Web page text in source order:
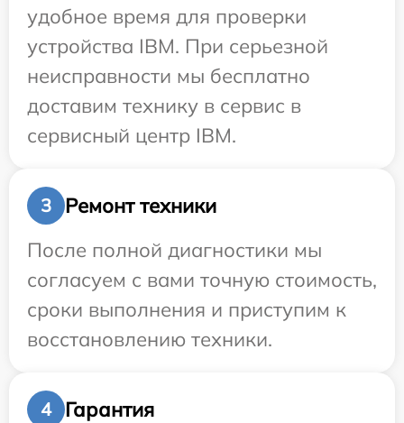
удобное время для проверки
устройства IBM. При серьезной
неисправности мы бесплатно
доставим технику в сервис в
сервисный центр IBM.
3
Ремонт техники
После полной диагностики мы
согласуем с вами точную стоимость,
сроки выполнения и приступим к
восстановлению техники.
4
Гарантия